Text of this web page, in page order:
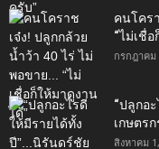
คนโคร
“ไม่เชื่
กรกฎาคม
“ปลูกอ
เกษตร
สิงหาคม